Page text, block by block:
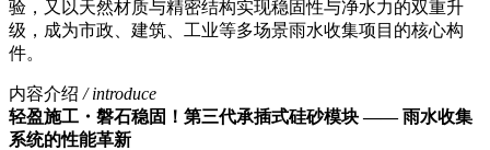
验，又以天然材质与精密结构实现稳固性与净水力的双重升
级，成为市政、建筑、工业等多场景雨水收集项目的核心构
件。
内容介绍 / introduce
轻盈施工・磐石稳固！第三代承插式硅砂模块 —— 雨水收集
系统的性能革新